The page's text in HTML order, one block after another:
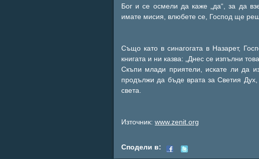
Бог и се осмели да каже „да“, за да
имате мисия, влюбете се, Господ ще
Също като в синагогата в Назарет,
книгата и ни казва: „Днес се изпълни
Скъпи млади приятели, искате ли да
продължи да бъде врата за Светия
света.
Източник: www.zenit.org
Сподели в: